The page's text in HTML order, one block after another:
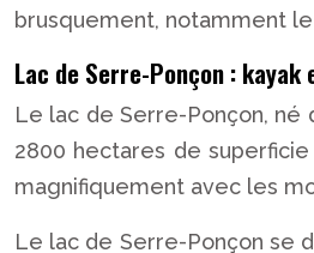
brusquement, notamment
Lac de Serre-Ponçon :
Le lac de Serre-Ponçon, né
2800 hectares de
magnifiquement avec les
Le lac de Serre-Ponçon se